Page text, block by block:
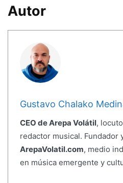
Autor
Gustavo Chalako
CEO de Arepa Volátil,
redactor musical. Fundador
ArepaVolatil.com, medio
en música emergente y